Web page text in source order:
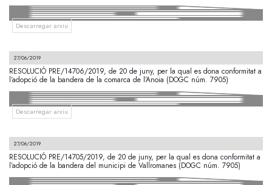
Descarregar arxiu
27/06/2019
RESOLUCIÓ PRE/14706/2019, de 20 de juny, per la qual es dona conformitat a
l’adopció de la bandera de la comarca de l’Anoia (DOGC núm. 7905)
Descarregar arxiu
27/06/2019
RESOLUCIÓ PRE/14705/2019, de 20 de juny, per la qual es dona conformitat a
l’adopció de la bandera del municipi de Vallromanes (DOGC núm. 7905)